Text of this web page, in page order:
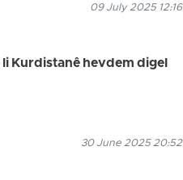
09 July 2025 12:16
Kurdistanê hevdem digel
30 June 2025 20:52